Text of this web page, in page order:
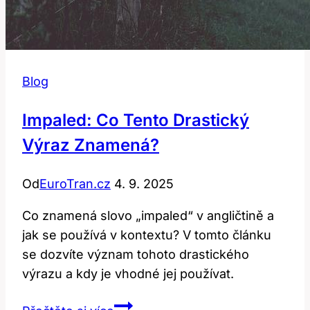
Blog
Impaled: Co Tento Drastický
Výraz Znamená?
OdEuroTran.cz 4. 9. 2025
Co znamená slovo „impaled“ v angličtině a
jak se používá v kontextu? V tomto článku
se dozvíte význam tohoto drastického
výrazu a kdy je vhodné jej používat.
Impaled: